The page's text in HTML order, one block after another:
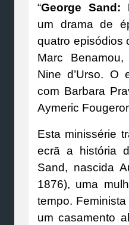
“George Sand:
um drama de
quatro episódios
Marc
Nine d’Urso. O
com Barbara
Aymeric
Esta minissérie
ecrã a história
Sand, nascida
1876), uma
tempo.
um casamento